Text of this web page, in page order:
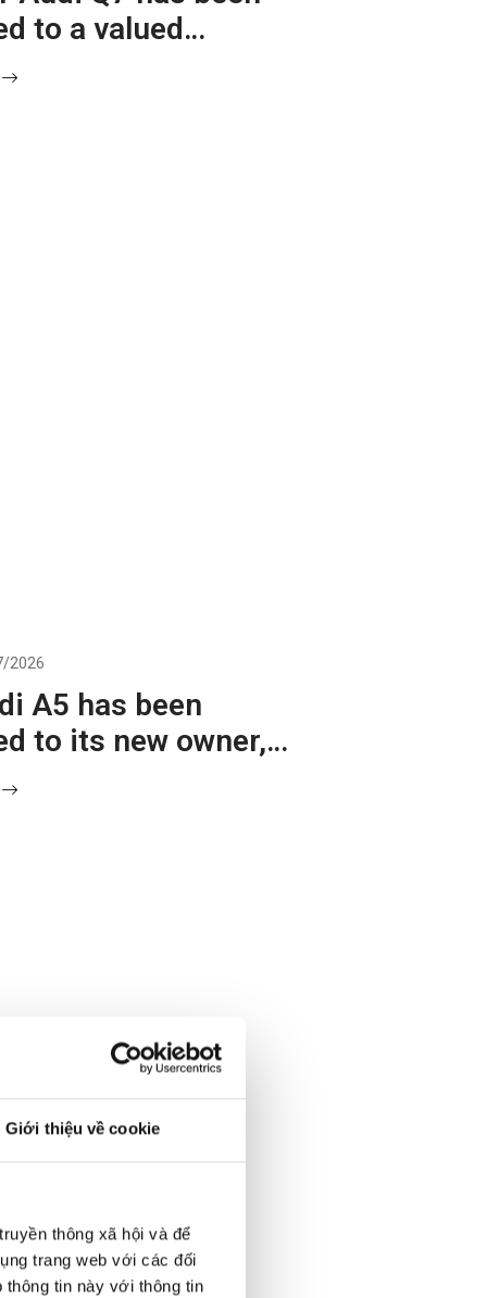
Giới thiệu về cookie
thông xã hội và để
trang web với các đối
tin này với thông tin
to a valued
at Audi Hanoi.
2026
A5 has been
to its new owner,
the beginning of an